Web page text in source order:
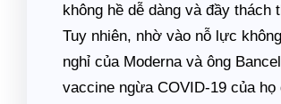
không hề dễ dàng và đầy thách
Tuy nhiên, nhờ vào nỗ lực
nghỉ của Moderna và ông
vaccine ngừa COVID-19 của